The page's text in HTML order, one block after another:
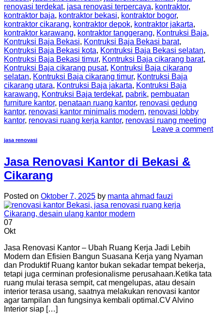
renovasi terdekat, jasa renovasi terpercaya, kontraktor,
kontraktor baja, kontraktor bekasi, kontraktor bogor,
kontraktor cikarang, kontraktor depok, kontraktor jakarta,
kontraktor karawang, kontraktor tanggerang, Kontruksi Baja,
Kontruksi Baja Bekasi, Kontruksi Baja Bekasi barat,
Kontruksi Baja Bekasi kota, Kontruksi Baja Bekasi selatan,
Kontruksi Baja Bekasi timur, Kontruksi Baja cikarang barat,
Kontruksi Baja cikarang pusat, Kontruksi Baja cikarang
selatan, Kontruksi Baja cikarang timur, Kontruksi Baja
cikarang utara, Kontruksi Baja jakarta, Kontruksi Baja
karawang, Kontruksi Baja terdekat, pabrik, pembuatan
furniture kantor, penataan ruang kantor, renovasi gedung
kantor, renovasi kantor minimalis modern, renovasi lobby
kantor, renovasi ruang kerja kantor, renovasi ruang meeting
Leave a comment
jasa renovasi
Jasa Renovasi Kantor di Bekasi &
Cikarang
Posted on Oktober 7, 2025 by manta ahmad fauzi
07
Okt
Jasa Renovasi Kantor – Ubah Ruang Kerja Jadi Lebih
Modern dan Efisien Bangun Suasana Kerja yang Nyaman
dan Produktif Ruang kantor bukan sekadar tempat bekerja,
tetapi juga cerminan profesionalisme perusahaan.Ketika tata
ruang mulai terasa sempit, cat mengelupas, atau desain
interior terasa usang, saatnya melakukan renovasi kantor
agar tampilan dan fungsinya kembali optimal.CV Alvino
Interior siap […]